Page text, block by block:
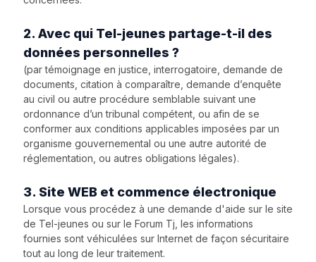
2. Avec qui Tel-jeunes partage-t-il des
données personnelles ?
(par témoignage en justice, interrogatoire, demande de
documents, citation à comparaître, demande d’enquête
au civil ou autre procédure semblable suivant une
ordonnance d’un tribunal compétent, ou afin de se
conformer aux conditions applicables imposées par un
organisme gouvernemental ou une autre autorité de
réglementation, ou autres obligations légales).
3. Site WEB et commence électronique
Lorsque vous procédez à une demande d'aide sur le site
de Tel-jeunes ou sur le Forum Tj, les informations
fournies sont véhiculées sur Internet de façon sécuritaire
tout au long de leur traitement.